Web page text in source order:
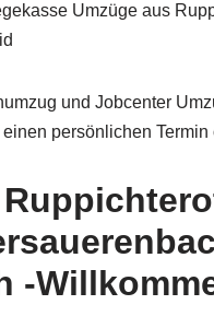
Umzüge aus
und Jobcenter
persönlichen
-